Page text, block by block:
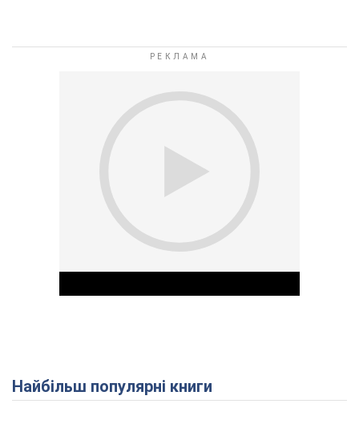
Play Video
Найбільш популярні книги